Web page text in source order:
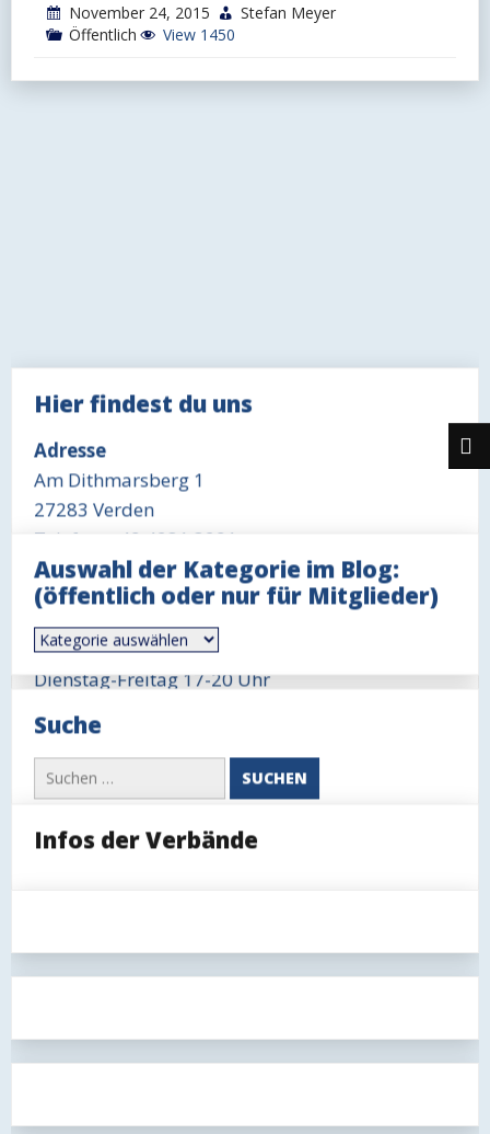
November 24, 2015
Stefan Meyer
Öffentlich
View 1450
Hier findest du uns
Adresse
Am Dithmarsberg 1
27283 Verden
Telefon: +49 4231 3291
Öffnungszeit Büro
Mittwoch 18-19 Uhr
Öffnungszeit Gaststätte
Dienstag-Freitag 17-20 Uhr
Auswahl der Kategorie im Blog:
(öffentlich oder nur für Mitglieder)
Auswahl
der
im
(öffentlich
oder
nur
für
Suche
Suchen
nach:
Infos der Verbände